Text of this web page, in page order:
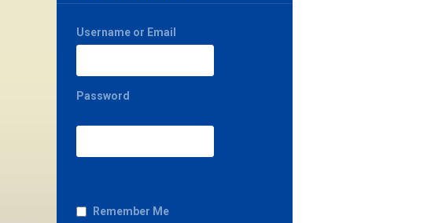
Username or Email
Password
Remember Me